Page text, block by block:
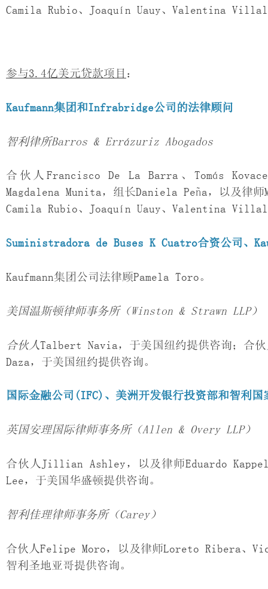
Camila Rubio、Joaquín Uauy、Valentina
参与3.4亿美元贷款项目 ：
Kaufmann集团和Infrabridge公司的法律顾问
智利律所Barros & Errázuriz Abogados
合伙人Francisco De La Barra、Tomás
Magdalena Munita，组长Daniela Peña，以及
Camila Rubio、Joaquín Uauy、Valentina
Suministradora de Buses K Cuatro合资公司、
Kaufmann集团公司法律顾Pamela Toro。
美国温斯顿律师事务所（Winston & Strawn LLP）
合伙人Talbert Navia，于美国纽约提供咨询；合
Daza，于美国纽约提供咨询。
国际金融公司 (IFC) 、美洲开发银行投资部和智利国
英国安理国际律师事务所（Allen & Overy LLP）
合伙人Jillian Ashley，以及律师Eduardo
Lee，于美国华盛顿提供咨询。
智利佳理律师事务所（Carey）
合伙人Felipe Moro，以及律师Loreto Ribera、
智利圣地亚哥提供咨询。